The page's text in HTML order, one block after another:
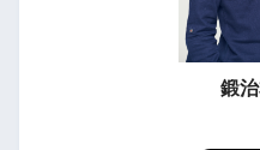
鍛